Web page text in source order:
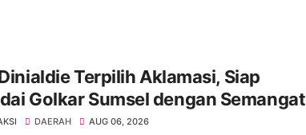
Terpilih Aklamasi, Siap
Golkar Sumsel dengan Semangat
dan Regenerasi
DAERAH AUG 06, 2026